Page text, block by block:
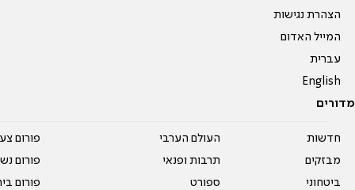
הצהרת נגישות
המייל האדום
עברית
English
מדורים
חדשות
מבזקים
ביטחוני
העולם הערבי
תרבות ופנאי
ספורט
פורום
פורום
פורום